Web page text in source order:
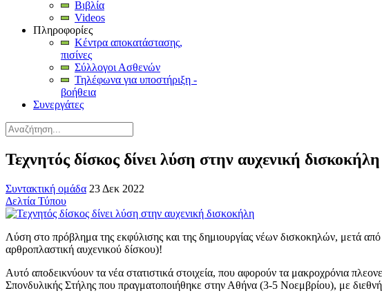
Βιβλία
Videos
Πληροφορίες
Κέντρα αποκατάστασης,
πισίνες
Σύλλογοι Ασθενών
Τηλέφωνα για υποστήριξη -
βοήθεια
Συνεργάτες
Τεχνητός δίσκος δίνει λύση στην αυχενική δισκοκήλη
Συντακτική ομάδα 23 Δεκ 2022
Δελτία Τύπου
Λύση στο πρόβλημα της εκφύλισης και της δημιουργίας νέων δισκοκηλών, μετά
αρθροπλαστική αυχενικού δίσκου)!
Αυτό αποδεικνύουν τα νέα στατιστικά στοιχεία, που αφορούν τα μακροχρόνια
Σπονδυλικής Στήλης που πραγματοποιήθηκε στην Αθήνα (3-5 Νοεμβρίου), με